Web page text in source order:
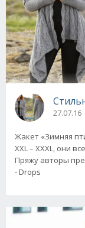
27.07.16
Жакет «Зимняя
XXL – XXXL, они
Пряжу авторы
- Drops